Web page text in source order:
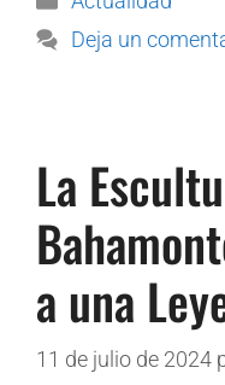
Deja un
La
a una
11 de julio de 2024